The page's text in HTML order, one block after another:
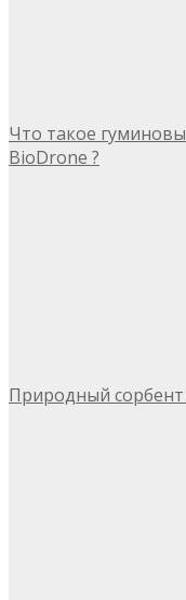
Что такое
BioDrone ?
Природный